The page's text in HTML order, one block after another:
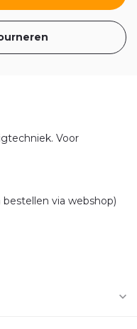
Voor
via webshop)